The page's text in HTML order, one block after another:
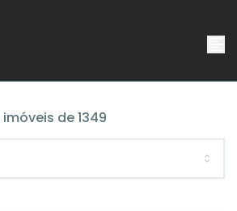
imóveis de1349